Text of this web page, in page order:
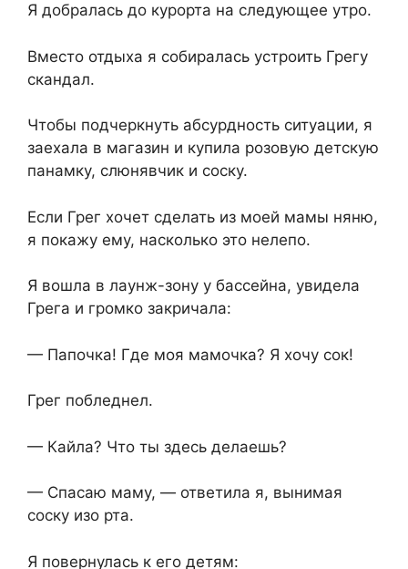
Я добралась до курорта на следующее утро.
Вместо отдыха я собиралась устроить Грегу
скандал.
Чтобы подчеркнуть абсурдность ситуации, я
заехала в магазин и купила розовую детскую
панамку, слюнявчик и соску.
Если Грег хочет сделать из моей мамы няню,
я покажу ему, насколько это нелепо.
Я вошла в лаунж-зону у бассейна, увидела
Грега и громко закричала:
— Папочка! Где моя мамочка? Я хочу сок!
Грег побледнел.
— Кайла? Что ты здесь делаешь?
— Спасаю маму, — ответила я, вынимая
соску изо рта.
Я повернулась к его детям: